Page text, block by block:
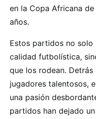
en la Copa Africana
años.
Estos partidos no
calidad futbolística,
que los rodean.
jugadores talentosos,
una pasión
partidos han dejado